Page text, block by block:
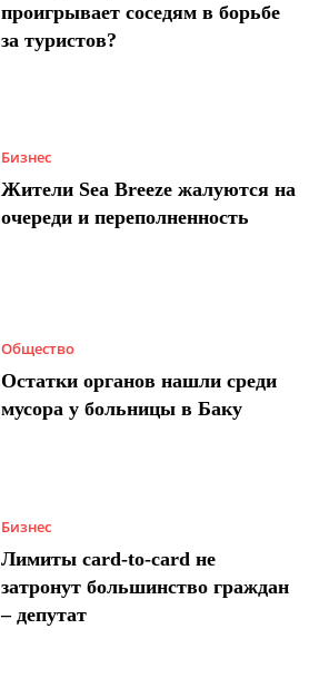
проигрывает соседям в борьбе
за туристов?
Бизнес
Жители Sea Breeze жалуются на
очереди и переполненность
Общество
Остатки органов нашли среди
мусора у больницы в Баку
Бизнес
Лимиты card-to-card не
затронут большинство граждан
– депутат